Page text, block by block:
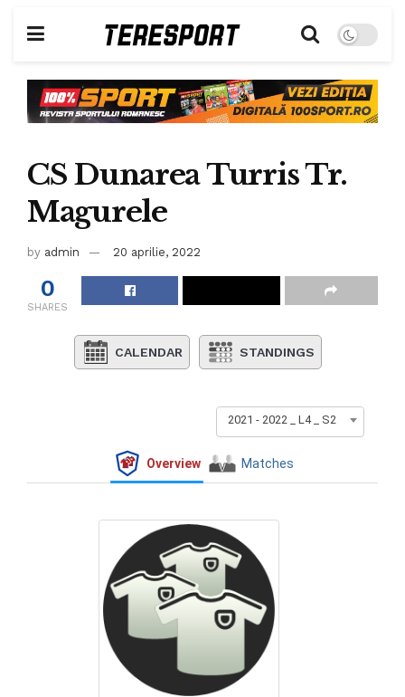
CS Dunarea Turris Tr.
Magurele
by admin 20 aprilie, 2022
0
SHARES
CALENDAR STANDINGS
2021 - 2022 _ L4 _ S2
Overview Matches